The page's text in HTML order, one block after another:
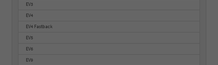
EV3
EV4
EV4 Fastback
EV5
EV6
EV9